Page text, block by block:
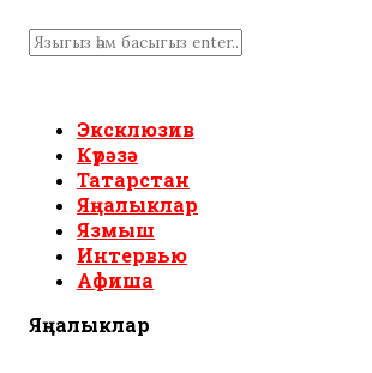
Эксклюзив
Күрәзә
Татарстан
Яңалыклар
Язмыш
Интервью
Афиша
Яңалыклар